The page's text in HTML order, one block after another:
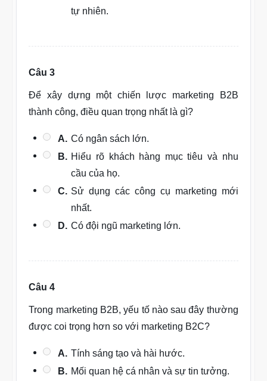
tự nhiên.
Câu 3
Để xây dựng một chiến lược marketing B2B
thành công, điều quan trọng nhất là gì?
A. Có ngân sách lớn.
B. Hiểu rõ khách hàng mục tiêu và nhu
cầu của họ.
C. Sử dụng các công cụ marketing mới
nhất.
D. Có đội ngũ marketing lớn.
Câu 4
Trong marketing B2B, yếu tố nào sau đây thường
được coi trọng hơn so với marketing B2C?
A. Tính sáng tạo và hài hước.
B. Mối quan hệ cá nhân và sự tin tưởng.